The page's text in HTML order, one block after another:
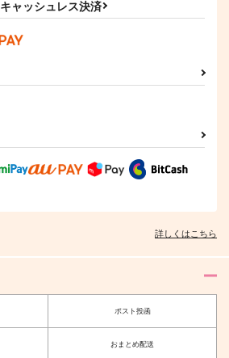
キャッシュレス決済
詳しくはこちら
ポスト投函
おまとめ配送